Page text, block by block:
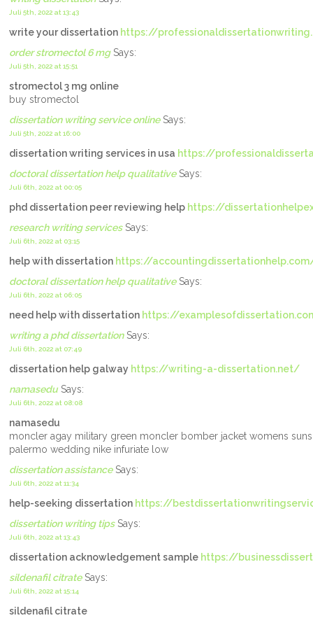
Juli 5th, 2022 at 13:43
write your dissertation https://
order stromectol 6 mgSays:
Juli 5th, 2022 at 15:51
stromectol 3 mg online
buy stromectol
dissertation writing service onlineSays:
Juli 5th, 2022 at 16:00
dissertation writing services in usa https://
doctoral dissertation help qualitativeSays:
Juli 6th, 2022 at 00:05
phd dissertation peer reviewing help https://
research writing servicesSays:
Juli 6th, 2022 at 03:15
help with dissertation https://
doctoral dissertation help qualitativeSays:
Juli 6th, 2022 at 06:05
need help with dissertation https://
writing a phd dissertationSays:
Juli 6th, 2022 at 07:49
dissertation help galway https://writing-a-dissertation.net/
namasedu Says:
Juli 6th, 2022 at 08:08
namasedu
moncler agay military green moncler bomber jacket womens
palermo wedding nike infuriate low
dissertation assistanceSays:
Juli 6th, 2022 at 11:34
help-seeking dissertation https://
dissertation writing tipsSays:
Juli 6th, 2022 at 13:43
dissertation acknowledgement sample https://
sildenafil citrateSays:
Juli 6th, 2022 at 15:14
sildenafil citrate